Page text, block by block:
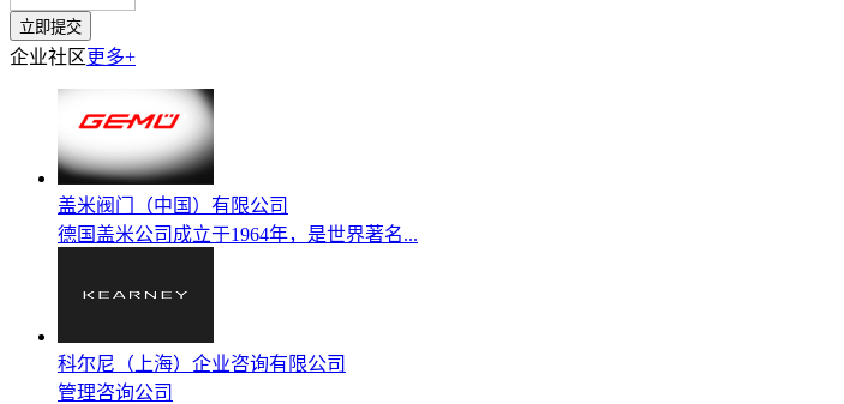
企业社区更多+
盖米阀门（中国）有限公司
德国盖米公司成立于1964年，是世界著名...
科尔尼（上海）企业咨询有限公司
管理咨询公司